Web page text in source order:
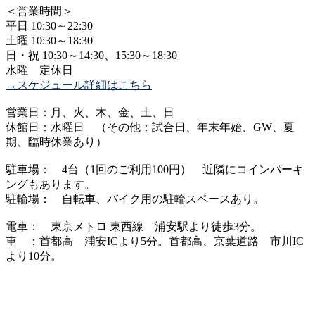
＜営業時間＞
平日 10:30～22:30
土曜 10:30～18:30
日・祝 10:30～14:30、15:30～18:30
水曜 定休日
→スケジュール詳細はこちら
営業日：月、火、木、金、土、日
休館日：水曜日 （その他：試合日、年末年始、GW、夏
期、臨時休業あり）
駐車場： 4台（1回のご利用100円） 近隣にコインパーキ
ングもあります。
駐輪場： 自転車、バイク用の駐輪スペースあり。
電車： 東京メトロ 東西線 浦安駅より徒歩3分。
車 ：首都高 浦安ICより5分。首都高、京葉道路 市川IC
より10分。